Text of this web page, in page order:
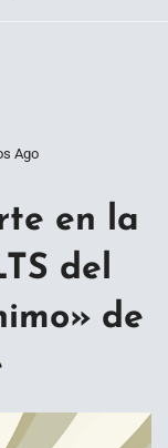
Ago
en la
del
de